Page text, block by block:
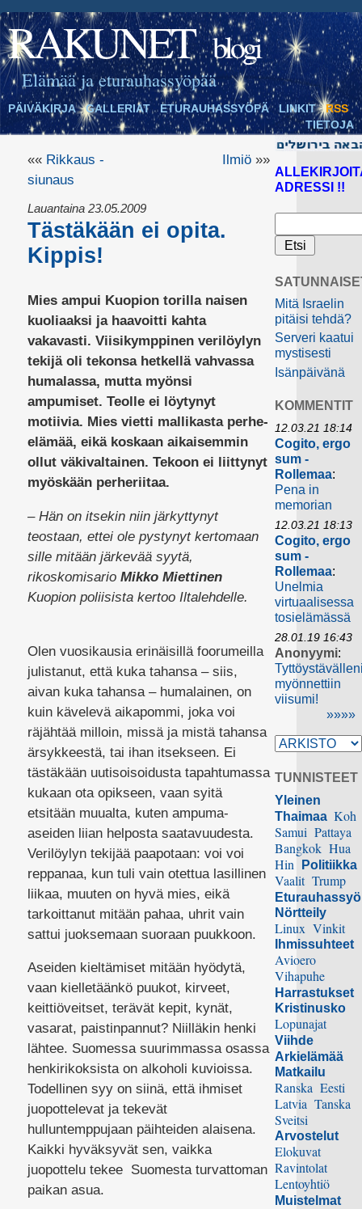
RAKUNET blogi
Elämää ja eturauhassyöpää
PÄIVÄKIRJA GALLERIAT ETURAUHASSYÖPÄ LINKIT
RSS
TIETOJA
«« Rikkaus -
siunaus
Ilmiö»»
Lauantaina 23.05.2009
Tästäkään ei opita.
Kippis!
Mies ampui Kuopion torilla naisen
kuoliaaksi ja haavoitti kahta
vakavasti. Viisikymppinen verilöylyn
tekijä oli tekonsa hetkellä vahvassa
humalassa, mutta myönsi
ampumiset. Teolle ei löytynyt
motiivia. Mies vietti mallikasta perhe-
elämää, eikä koskaan aikaisemmin
ollut väkivaltainen. Tekoon ei liittynyt
myöskään perheriitaa.
– Hän on itsekin niin järkyttynyt
teostaan, ettei ole pystynyt kertomaan
sille mitään järkevää syytä,
rikoskomisario Mikko Miettinen
Kuopion poliisista kertoo Iltalehdelle.
Olen vuosikausia erinäisillä foorumeilla
julistanut, että kuka tahansa – siis,
aivan kuka tahansa – humalainen, on
kuin kävelevä aikapommi, joka voi
räjähtää milloin, missä ja mistä tahansa
ärsykkeestä, tai ihan itsekseen. Ei
tästäkään uutisoisoidusta tapahtumassa
kukaan ota opikseen, vaan syitä
etsitään muualta, kuten ampuma-
aseiden liian helposta saatavuudesta.
Verilöylyn tekijää paapotaan: voi voi
reppanaa, kun tuli vain otettua lasillinen
liikaa, muuten on hyvä mies, eikä
tarkoittanut mitään pahaa, uhrit vain
sattui juoksemaan suoraan puukkoon.
Aseiden kieltämiset mitään hyödytä,
vaan kielletäänkö puukot, kirveet,
keittiöveitset, terävät kepit, kynät,
vasarat, paistinpannut? Niilläkin henki
lähtee. Suomessa suurimmassa osassa
henkirikoksista on alkoholi kuvioissa.
Todellinen syy on siinä, että ihmiset
juopottelevat ja tekevät
hulluntemppujaan päihteiden alaisena.
Kaikki hyväksyvät sen, vaikka
juopottelu tekee Suomesta turvattoman
paikan asua.
ADRESSI !!
Mitä Israelin
pitäisi tehdä?
Serveri kaatui
mystisesti
Isänpäivänä
KOMMENTIT
12.03.21 18:14
Cogito, ergo
sum -
Rollemaa:
Pena in
memorian
12.03.21 18:13
Cogito, ergo
sum -
Rollemaa:
Unelmia
virtuaalisessa
tosielämässä
28.01.19 16:43
Anonyymi:
myönnettiin
viisumi!
»»»»
TUNNISTEET
Yleinen
Thaimaa Koh
Samui Pattaya
Bangkok Hua
Hin
Politiikka
Vaalit Trump
Nörtteily
Linux Vinkit
Ihmissuhteet
Avioero
Vihapuhe
Harrastukset
Kristinusko
Lopunajat
Viihde
Arkielämää
Matkailu
Ranska Eesti
Latvia Tanska
Sveitsi
Arvostelut
Elokuvat
Ravintolat
Lentoyhtiö
Muistelmat